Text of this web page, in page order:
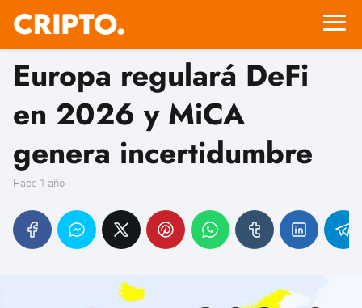
Europa regulará DeFi
en 2026 y MiCA
genera incertidumbre
hace 1 año